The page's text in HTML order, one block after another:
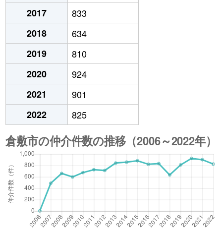
2017
833
2018
634
2019
810
2020
924
2021
901
2022
825